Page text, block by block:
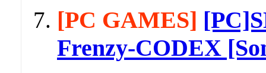
[PC GAMES]
Frenzy-CODEX